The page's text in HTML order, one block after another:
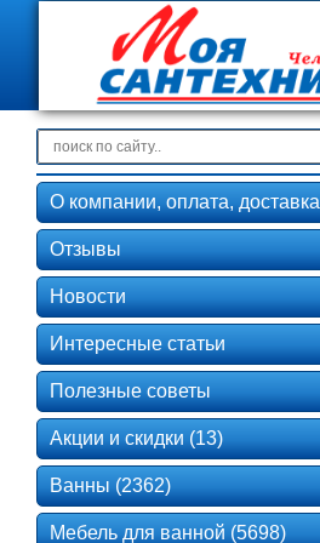
О компании, оплата, доставка
Отзывы
Новости
Интересные статьи
Полезные советы
Акции и скидки (13)
Ванны (2362)
Мебель для ванной (5698)